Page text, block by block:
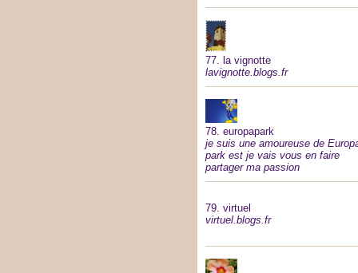
77. la vignotte
lavignotte.blogs.fr
78. europapark
je suis une amoureuse de
park est je vais vous en faire
partager ma passion
79. virtuel
virtuel.blogs.fr